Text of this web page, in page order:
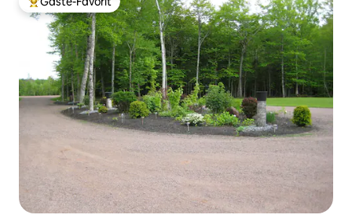
Beliebter Gäste-Favorit.